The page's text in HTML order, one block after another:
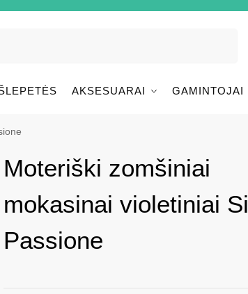
AKSESUARAI GAMINTOJAI
Moteriški zomšiniai
mokasinai violetiniai Si
Passione